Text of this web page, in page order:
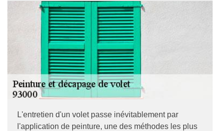
L'entretien d'un volet passe inévitablement par
l'application de peinture, une des méthodes les plus